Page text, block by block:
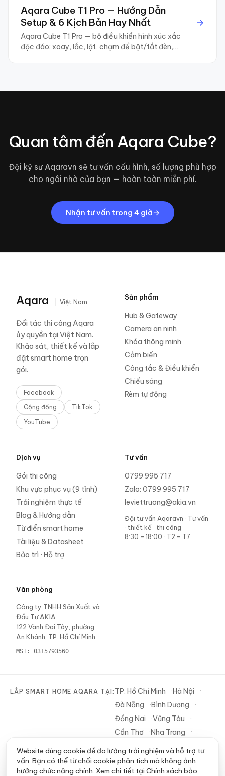
Aqara Cube T1 Pro — Hướng Dẫn
Setup & 6 Kịch Bản Hay Nhất
Aqara Cube T1 Pro — bộ điều khiển hình xúc xắc
độc đáo: xoay, lắc, lật, chạm để bật/tắt đèn,
Quan tâm đến Aqara Cube?
Đội kỹ sư Aqaravn sẽ tư vấn cấu hình, số lượng phù hợp
cho ngôi nhà của bạn — hoàn toàn miễn phí.
Nhận tư vấn trong 4 giờ
Aqara Việt Nam
Đối tác thi công Aqara
ủy quyền tại Việt Nam.
Khảo sát, thiết kế và lắp
đặt smart home trọn
gói.
Facebook
Cộng đồng
TikTok
YouTube
Sản phẩm
Hub & Gateway
Camera an ninh
Khóa thông minh
Cảm biến
Công tắc & Điều khiển
Chiếu sáng
Rèm tự động
Dịch vụ
Gói thi công
Khu vực phục vụ (9 tỉnh)
Trải nghiệm thực tế
Blog & Hướng dẫn
Từ điển smart home
Tài liệu & Datasheet
Bảo trì · Hỗ trợ
Tư vấn
0799 995 717
Zalo: 0799 995 717
leviettruong@akia.vn
Đội tư vấn Aqaravn · Tư vấn
· thiết kế · thi công
8:30 – 18:00 · T2 – T7
Văn phòng
Công ty TNHH Sản Xuất và
Đầu Tư AKIA
122 Vành Đai Tây, phường
An Khánh, TP. Hồ Chí Minh
MST: 0315793560
LẮP SMART HOME AQARA TẠI: TP. Hồ Chí Minh
Hà Nội
Đà Nẵng
Bình Dương
Đồng Nai
Vũng Tàu
Cần Thơ
Nha Trang
Tây Ninh
Website dùng cookie để đo lường trải nghiệm và hỗ trợ tư
vấn. Bạn có thể từ chối cookie phân tích mà không ảnh
hưởng chức năng chính. Xem chi tiết tại Chính sách bảo